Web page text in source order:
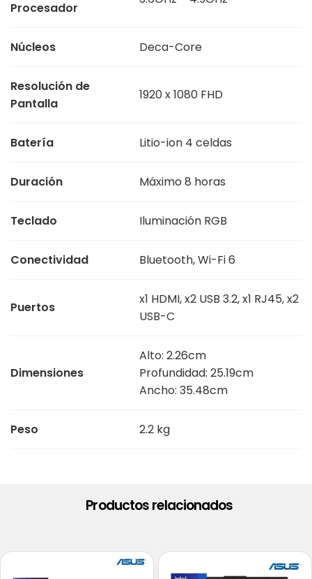
Procesador
Núcleos Deca-Core
Resolución de
Pantalla
1920 x 1080 FHD
Batería Litio-ion 4 celdas
Duración Máximo 8 horas
Teclado Iluminación RGB
Conectividad Bluetooth, Wi-Fi 6
Puertos
x1 HDMI, x2 USB 3.2, x1 RJ45, x2
USB-C
Dimensiones
Alto: 2.26cm
Profundidad: 25.19cm
Ancho: 35.48cm
Peso 2.2 kg
Productos relacionados